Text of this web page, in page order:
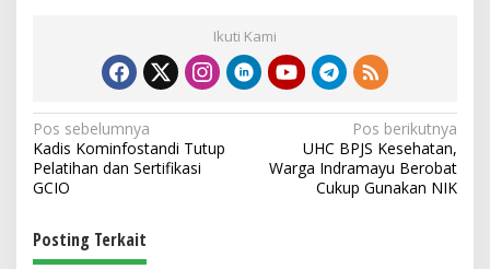
Ikuti Kami
N
a
v
i
g
Pos sebelumnya
Kadis Kominfostandi Tutup
Pelatihan dan Sertifikasi
GCIO
Pos berikutnya
UHC BPJS Kesehatan,
Warga Indramayu Berobat
Cukup Gunakan NIK
Posting Terkait